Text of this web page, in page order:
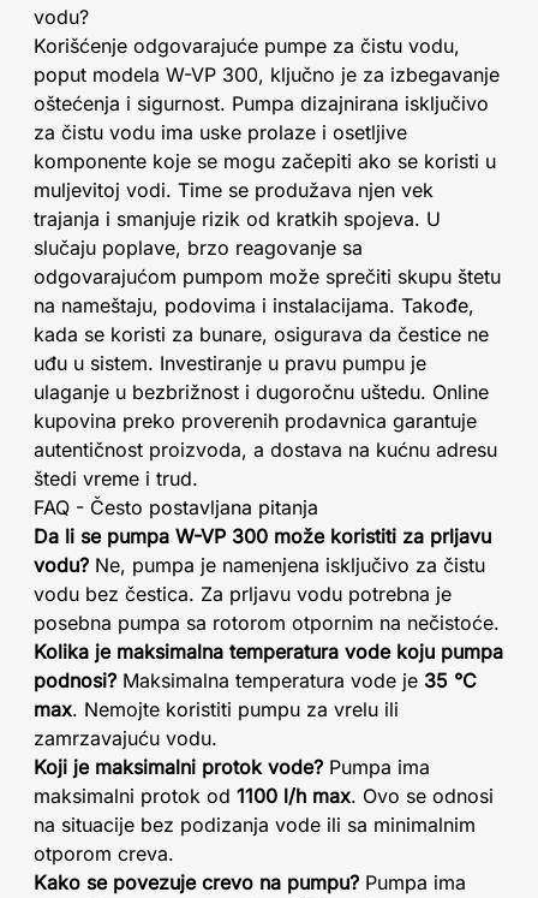
vodu?
Korišćenje odgovarajuće pumpe za čistu vodu,
poput modela W-VP 300, ključno je za izbegavanje
oštećenja i sigurnost. Pumpa dizajnirana isključivo
za čistu vodu ima uske prolaze i osetljive
komponente koje se mogu začepiti ako se koristi u
muljevitoj vodi. Time se produžava njen vek
trajanja i smanjuje rizik od kratkih spojeva. U
slučaju poplave, brzo reagovanje sa
odgovarajućom pumpom može sprečiti skupu štetu
na nameštaju, podovima i instalacijama. Takođe,
kada se koristi za bunare, osigurava da čestice ne
uđu u sistem. Investiranje u pravu pumpu je
ulaganje u bezbrižnost i dugoročnu uštedu. Online
kupovina preko proverenih prodavnica garantuje
autentičnost proizvoda, a dostava na kućnu adresu
štedi vreme i trud.
FAQ - Često postavljana pitanja
Da li se pumpa W-VP 300 može koristiti za prljavu
vodu? Ne, pumpa je namenjena isključivo za čistu
vodu bez čestica. Za prljavu vodu potrebna je
posebna pumpa sa rotorom otpornim na nečistoće.
Kolika je maksimalna temperatura vode koju pumpa
podnosi? Maksimalna temperatura vode je 35 °C
max. Nemojte koristiti pumpu za vrelu ili
zamrzavajuću vodu.
Koji je maksimalni protok vode? Pumpa ima
maksimalni protok od 1100 l/h max. Ovo se odnosi
na situacije bez podizanja vode ili sa minimalnim
otporom creva.
Kako se povezuje crevo na pumpu? Pumpa ima